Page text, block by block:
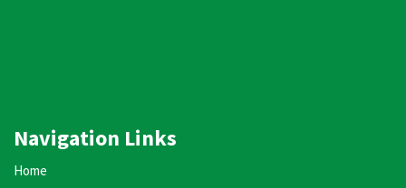
Navigation Links
Home